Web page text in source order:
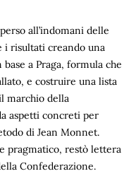
all’indomani delle
i risultati creando una
a Praga, formula che
e costruire una lista
marchio della
aspetti concreti per
di Jean Monnet.
pragmatico, restò lettera
Confederazione.